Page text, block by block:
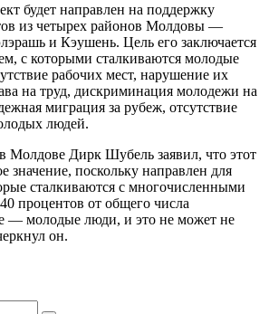
будет направлен на поддержку
из четырех районов Молдовы —
и Кэушень. Цель его заключается
с которыми сталкиваются молодые
рабочих мест, нарушение их
на труд, дискриминация молодежи на
миграция за рубеж, отсутствие
людей.
Молдове Дирк Шубель заявил, что этот
значение, поскольку направлен для
сталкиваются с многочисленными
процентов от общего числа
— молодые люди, и это не может не
он.